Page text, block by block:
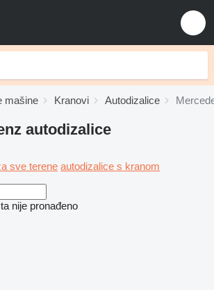
mašine Kranovi Autodizalice
autodizalice
sve terene autodizalice s kranom
nije pronađeno